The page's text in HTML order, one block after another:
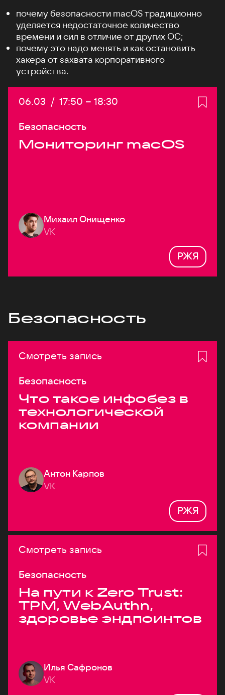
почему безопасности macOS традиционно
уделяется недостаточное количество
времени и сил в отличие от других ОС;
почему это надо менять и как остановить
хакера от захвата корпоративного
устройства.
Дата:
06.03 / Начало:
17:50 – Конец:
18:30
Безопасность
Мониторинг macOS
Михаил Онищенко
VK
РЖЯ
Безопасность
Смотреть запись
Безопасность
Что такое инфобез в
технологической
компании
Антон Карпов
VK
РЖЯ
Смотреть запись
Безопасность
На пути к Zero Trust:
TPM, WebAuthn,
здоровье эндпоинтов
Илья Сафронов
VK